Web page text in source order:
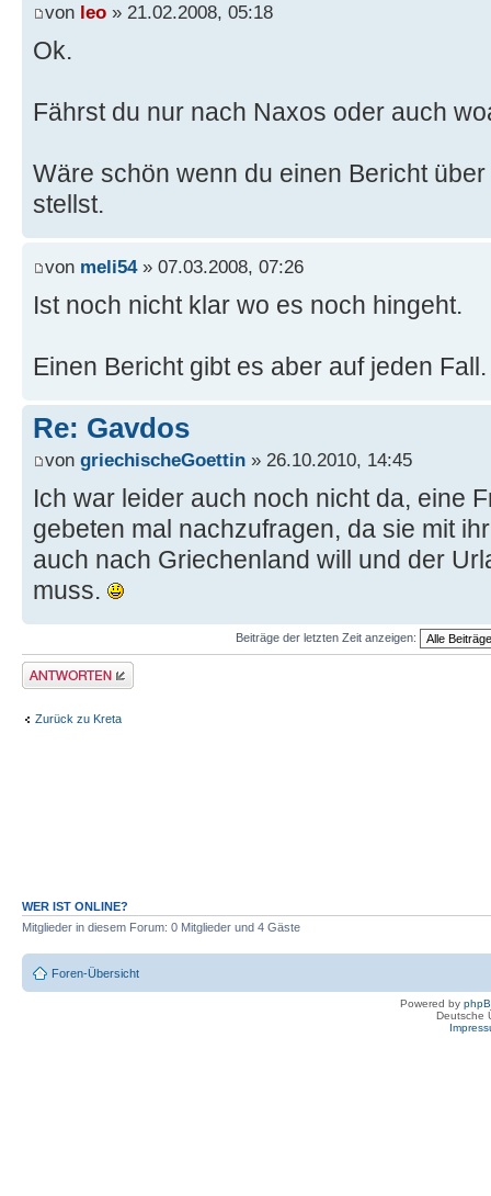
von leo » 21.02.2008, 05:18
Ok.
Fährst du nur nach Naxos oder auch
Wäre schön wenn du einen Bericht
stellst.
von meli54» 07.03.2008, 07:26
Ist noch nicht klar wo es noch hingeht.
Einen Bericht gibt es aber auf jeden Fall.
Re: Gavdos
von griechischeGoettin » 26.10.2010, 14:45
Ich war leider auch noch nicht da, eine
gebeten mal nachzufragen, da sie mit
auch nach Griechenland will und der
muss.
Beiträge der letzten Zeit anzeigen:
Antwort erstellen
Zurück zu Kreta
WER IST ONLINE?
Mitglieder in diesem Forum: 0 Mitglieder und 4 Gäste
Foren-Übersicht
Powered by
Deutsche